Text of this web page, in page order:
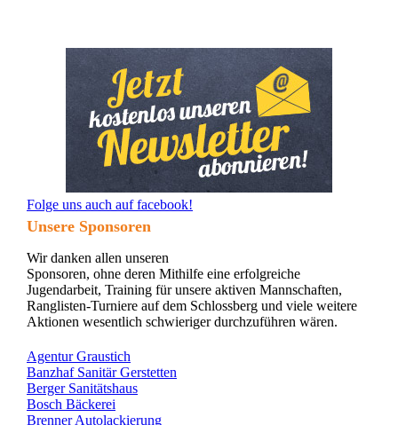
Folge uns auch auf facebook!
Unsere Sponsoren
Wir danken allen unseren
Sponsoren, ohne deren Mithilfe eine erfolgreiche
Jugendarbeit, Training für unsere aktiven Mannschaften,
Ranglisten-Turniere auf dem Schlossberg und viele weitere
Aktionen wesentlich schwieriger durchzuführen wären.
Agentur Graustich
Banzhaf Sanitär Gerstetten
Berger Sanitätshaus
Bosch Bäckerei
Brenner Autolackierung